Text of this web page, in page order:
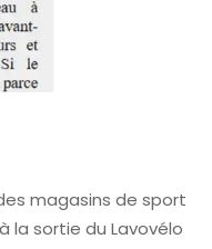
magasins de sport
la sortie du Lavovélo